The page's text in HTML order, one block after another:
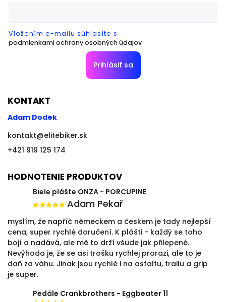
Vložením e-mailu súhlasíte s
podmienkami ochrany osobných údajov
Prihlásiť sa
KONTAKT
Adam Dodek
kontakt@elitebiker.sk
+421 919 125 174
HODNOTENIE PRODUKTOV
Biele plášte ONZA - PORCUPINE
Adam Pekař
myslím, že napříč německem a českem je tady nejlepší
cena, super rychlé doručení. K plášti - každý se toho
bojí a nadává, ale mě to drží všude jak přilepené.
Nevýhoda je, že se asi trošku rychlej prorazi, ale to je
daň za váhu. Jinak jsou rychlé i na asfaltu, trailu a grip
je super.
Pedále Crankbrothers - Eggbeater 11